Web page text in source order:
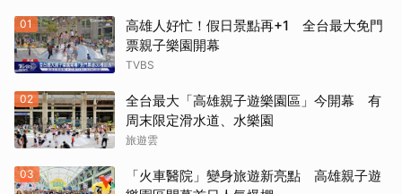
01
高雄人好忙！假日景點再+1 全台最大免門
票親子樂園開幕
TVBS
02
全台最大「高雄親子遊樂園區」今開幕 有
周末限定滑水道、水樂園
旅遊雲
03
「火車醫院」變身旅遊新亮點 高雄親子遊